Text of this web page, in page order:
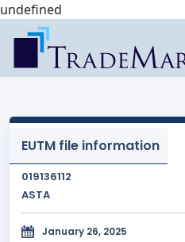
undefined
EUTM file information
019136112
ASTA
January 26, 2025